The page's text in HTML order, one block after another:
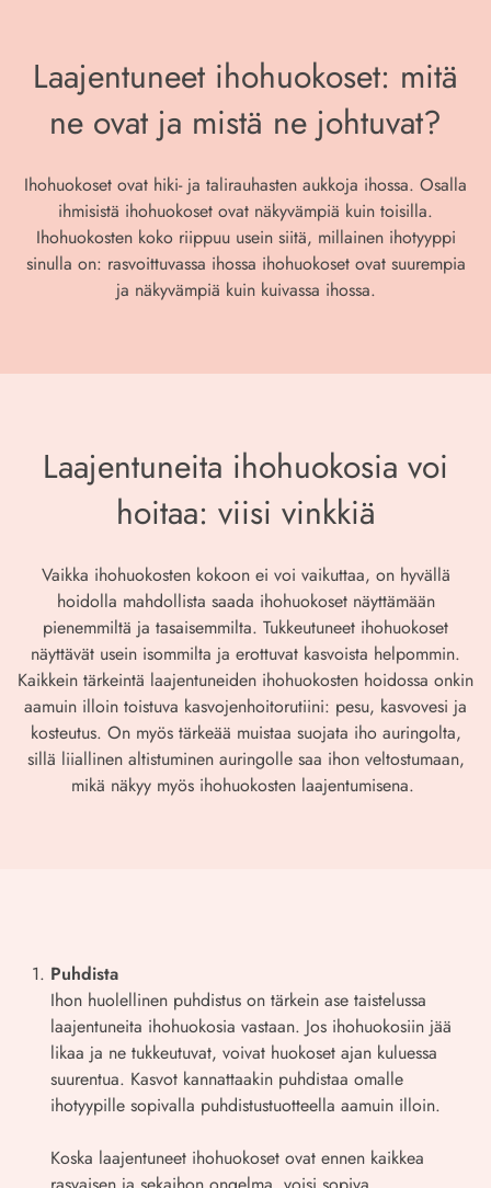
Laajentuneet ihohuokoset: mitä
ne ovat ja mistä ne johtuvat?
Ihohuokoset ovat hiki- ja talirauhasten aukkoja ihossa. Osalla
ihmisistä ihohuokoset ovat näkyvämpiä kuin toisilla.
Ihohuokosten koko riippuu usein siitä, millainen ihotyyppi
sinulla on: rasvoittuvassa ihossa ihohuokoset ovat suurempia
ja näkyvämpiä kuin kuivassa ihossa.
Laajentuneita ihohuokosia voi
hoitaa: viisi vinkkiä
Vaikka ihohuokosten kokoon ei voi vaikuttaa, on hyvällä
hoidolla mahdollista saada ihohuokoset näyttämään
pienemmiltä ja tasaisemmilta. Tukkeutuneet ihohuokoset
näyttävät usein isommilta ja erottuvat kasvoista helpommin.
Kaikkein tärkeintä laajentuneiden ihohuokosten hoidossa onkin
aamuin illoin toistuva kasvojenhoitorutiini: pesu, kasvovesi ja
kosteutus. On myös tärkeää muistaa suojata iho auringolta,
sillä liiallinen altistuminen auringolle saa ihon veltostumaan,
mikä näkyy myös ihohuokosten laajentumisena.
Puhdista
Ihon huolellinen puhdistus on tärkein ase taistelussa
laajentuneita ihohuokosia vastaan. Jos ihohuokosiin jää
likaa ja ne tukkeutuvat, voivat huokoset ajan kuluessa
suurentua. Kasvot kannattaakin puhdistaa omalle
ihotyypille sopivalla puhdistustuotteella aamuin illoin.
Koska laajentuneet ihohuokoset ovat ennen kaikkea